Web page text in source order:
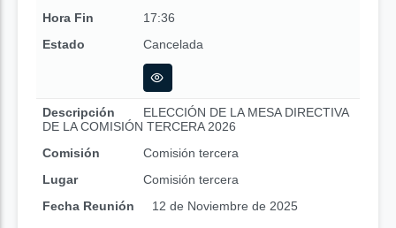
Hora Fin
17:36
Estado
Cancelada
Descripción
ELECCIÓN DE LA MESA DIRECTIVA
DE LA COMISIÓN TERCERA 2026
Comisión
Comisión tercera
Lugar
Comisión tercera
Fecha Reunión
12 de Noviembre de 2025